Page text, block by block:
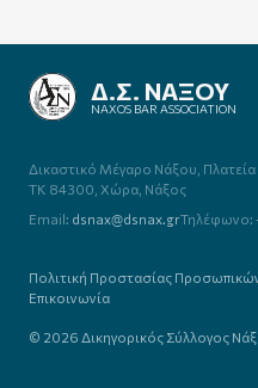
NAXOS BAR ASSOCIATION
Δικαστικό Μέγαρο Νάξου,
TK 84300, Χώρα, Νάξος
Email: dsnax@dsnax.grΤηλέφωνο:
Πολιτική Προστασίας
Επικοινωνία
© 2026 Δικηγορικός Σύλλογος